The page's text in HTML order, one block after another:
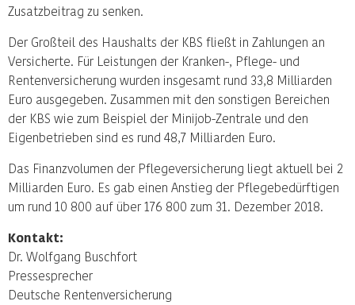
Zusatzbeitrag zu senken.
Der Großteil des Haushalts der KBS fließt in Zahlungen an
Versicherte. Für Leistungen der Kranken-, Pflege- und
Rentenversicherung wurden insgesamt rund 33,8 Milliarden
Euro ausgegeben. Zusammen mit den sonstigen Bereichen
der KBS wie zum Beispiel der Minijob-Zentrale und den
Eigenbetrieben sind es rund 48,7 Milliarden Euro.
Das Finanzvolumen der Pflegeversicherung liegt aktuell bei 2
Milliarden Euro. Es gab einen Anstieg der Pflegebedürftigen
um rund 10 800 auf über 176 800 zum 31. Dezember 2018.
Kontakt:
Dr. Wolfgang Buschfort
Pressesprecher
Deutsche Rentenversicherung